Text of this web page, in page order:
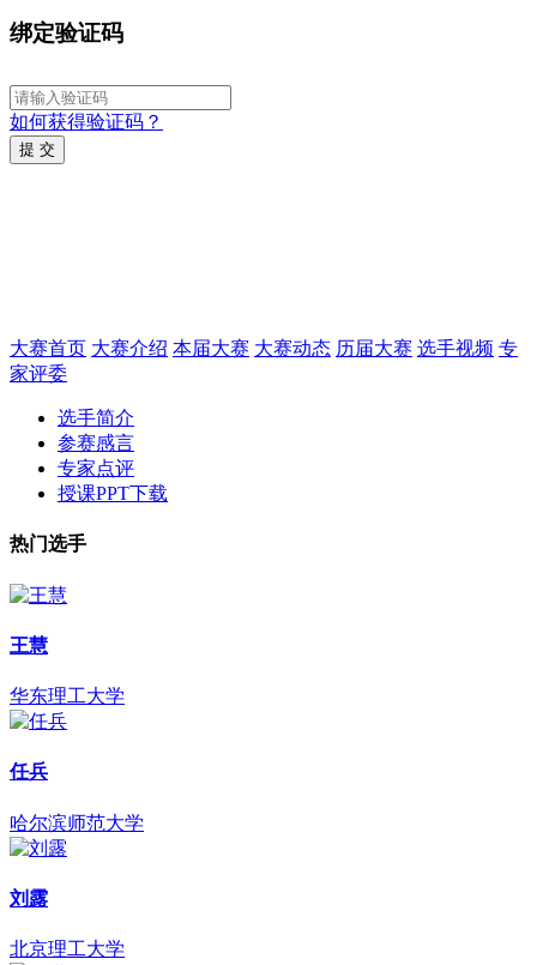
绑定验证码
如何获得验证码？
提 交
大赛首页 大赛介绍 本届大赛 大赛动态 历届大赛 选手视频 专
家评委
选手简介
参赛感言
专家点评
授课PPT下载
热门选手
王慧
华东理工大学
任兵
哈尔滨师范大学
刘露
北京理工大学